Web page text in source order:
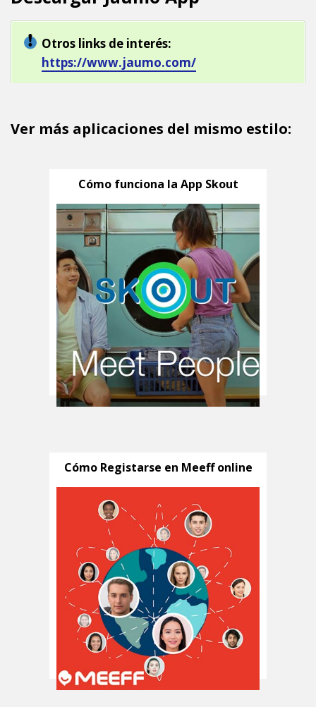
Otros links de interés:
https://www.jaumo.com/
Ver más aplicaciones del mismo estilo:
Cómo funciona la App Skout
Cómo Registarse en Meeff online